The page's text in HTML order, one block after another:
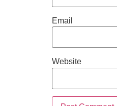
Email
Website